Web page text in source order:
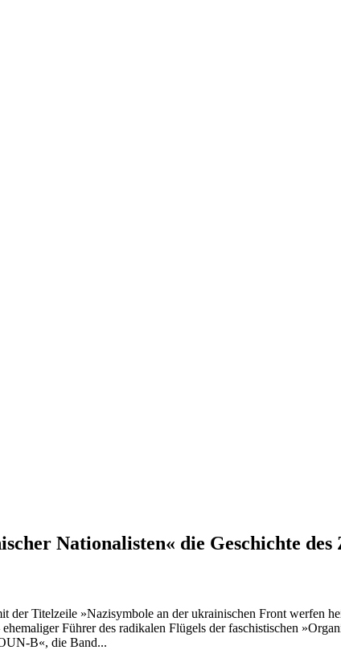
Nationalisten« die Geschichte
Titelzeile »Nazisymbole an der ukrainischen Front werfen
Führer des radikalen Flügels der faschistischen
B«, die Band...